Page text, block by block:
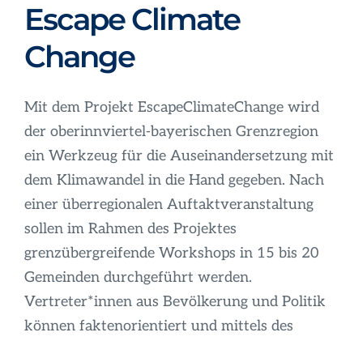
Förderungen
Organisation
Infos
Escape Climate
Change
Mit dem Projekt EscapeClimateChange wird
der oberinnviertel-bayerischen Grenzregion
ein Werkzeug für die Auseinandersetzung mit
dem Klimawandel in die Hand gegeben. Nach
einer überregionalen Auftaktveranstaltung
sollen im Rahmen des Projektes
grenzübergreifende Workshops in 15 bis 20
Gemeinden durchgeführt werden.
Vertreter*innen aus Bevölkerung und Politik
können faktenorientiert und mittels des